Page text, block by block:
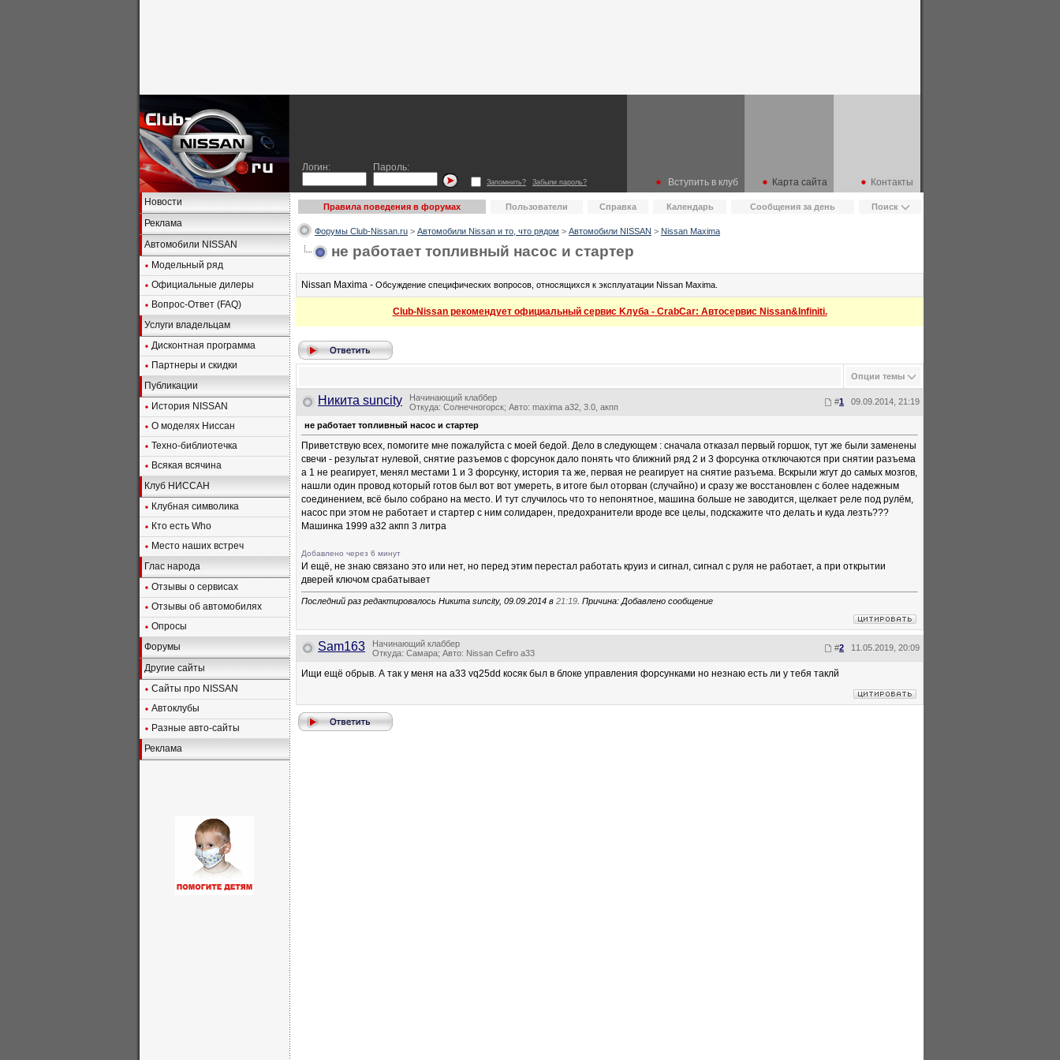
Логин: Пароль:
Запомнить? Забыли пароль? Вступить в клуб Карта сайта
Контакты
Новости
Реклама
Автомобили NISSAN
Модельный ряд
Официальные дилеры
Вопрос-Ответ (FAQ)
Услуги владельцам
Дисконтная программа
Партнеры и скидки
Публикации
История NISSAN
О моделях Ниссан
Техно-библиотечка
Всякая всячина
Клуб НИССАН
Клубная символика
Кто есть Who
Место наших встреч
Глас народа
Отзывы о сервисах
Отзывы об автомобилях
Опросы
Форумы
Другие сайты
Сайты про NISSAN
Автоклубы
Разные авто-сайты
Реклама
Правила поведения в форумах Пользователи Справка Календарь Сообщения за день Поиск
Форумы Club-Nissan.ru > Автомобили Nissan и то, что рядом > Автомобили NISSAN > Nissan Maxima
не работает топливный насос и стартер
Nissan Maxima - Обсуждение специфических вопросов, относящихся к эксплуатации Nissan Maxima.
Club-Nissan рекомендует официальный сервис Kлуба - CrabCar: Автосервис Nissan&Infiniti.
Опции темы
Никита suncity
Начинающий клаббер
Откуда: Солнечногорск; Авто: maxima a32, 3.0, акпп
#1 09.09.2014, 21:19
не работает топливный насос и стартер
Приветствую всех, помогите мне пожалуйста с моей бедой. Дело в следующем : сначала отказал первый горшок, тут же были заменены
свечи - результат нулевой, снятие разъемов с форсунок дало понять что ближний ряд 2 и 3 форсунка отключаются при снятии разъема
а 1 не реагирует, менял местами 1 и 3 форсунку, история та же, первая не реагирует на снятие разъема. Вскрыли жгут до самых мозгов,
нашли один провод который готов был вот вот умереть, в итоге был оторван (случайно) и сразу же восстановлен с более надежным
соединением, всё было собрано на место. И тут случилось что то непонятное, машина больше не заводится, щелкает реле под рулём,
насос при этом не работает и стартер с ним солидарен, предохранители вроде все целы, подскажите что делать и куда лезть???
Машинка 1999 а32 акпп 3 литра
Добавлено через 6 минут
И ещё, не знаю связано это или нет, но перед этим перестал работать круиз и сигнал, сигнал с руля не работает, а при открытии
дверей ключом срабатывает
Последний раз редактировалось Никита suncity, 09.09.2014 в 21:19 . Причина: Добавлено сообщение
Sam163
Начинающий клаббер
Откуда: Самара; Авто: Nissan Cefiro a33
#2 11.05.2019, 20:09
Ищи ещё обрыв. А так у меня на а33 vq25dd косяк был в блоке управления форсунками но незнаю есть ли у тебя таклй